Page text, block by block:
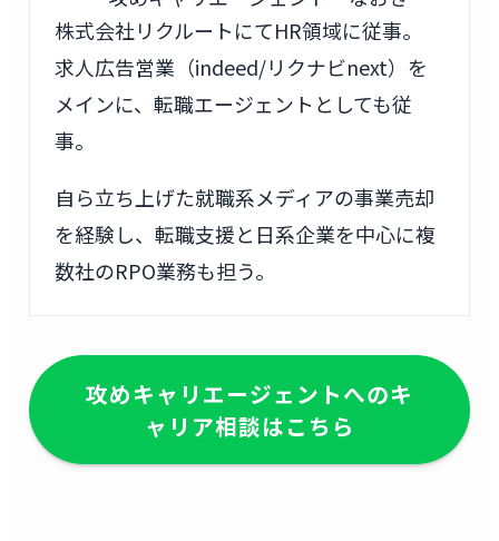
株式会社リクルートにてHR領域に従事。
求人広告営業（indeed/リクナビnext）を
メインに、転職エージェントとしても従
事。
自ら立ち上げた就職系メディアの事業売却
を経験し、転職支援と日系企業を中心に複
数社のRPO業務も担う。
攻めキャリエージェントへのキ
ャリア相談はこちら